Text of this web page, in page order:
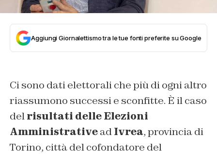
Aggiungi Giornalettismo tra le tue fonti preferite su Google
Ci sono dati elettorali che più di ogni altro
riassumono successi e sconfitte. È il caso
delrisultati delle Elezioni
AmministrativeadIvrea, provincia di
Torino, città del cofondatore del